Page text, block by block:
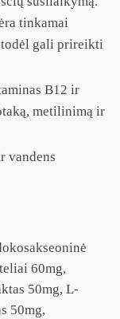
tinkamai
gali prireikti
B12 ir
metilinimą ir
vandens
60mg,
50mg, L-
50mg,